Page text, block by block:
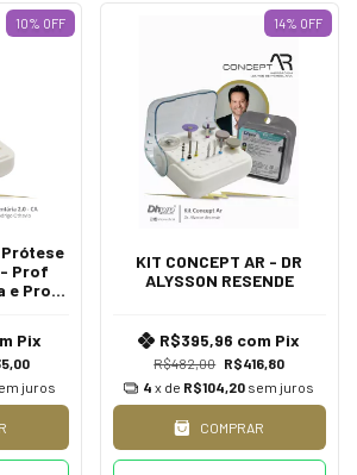
10% OFF
- Prof
e Prof.
Pix
juros
14% OFF
KIT CONCEPT AR - DR
ALYSSON RESENDE
R$482,00 R$416,80
R$395,96 com Pix
4 x de R$104,20 sem juros
COMPRAR